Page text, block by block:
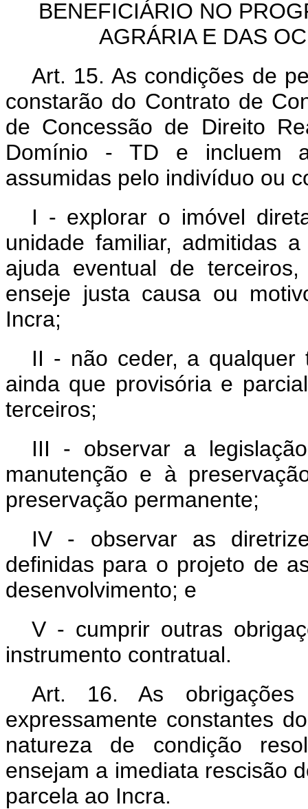
BENEFICIÁRIO NO
AGRÁRIA E DAS
Art. 15. As condições de
constarão do Contrato de
de Concessão de Direito
Domínio - TD e incluem
assumidas pelo indivíduo ou
I - explorar o imóvel
unidade familiar, admitidas
ajuda eventual de
enseje justa causa ou
Incra;
II - não ceder, a qualquer
ainda que provisória e
terceiros;
III - observar a
manutenção e à
preservação permanente;
IV - observar as
definidas para o projeto de
desenvolvimento; e
V - cumprir outras
instrumento contratual.
Art. 16. As
expressamente constantes
natureza de condição
ensejam a imediata rescisão
parcela ao Incra.